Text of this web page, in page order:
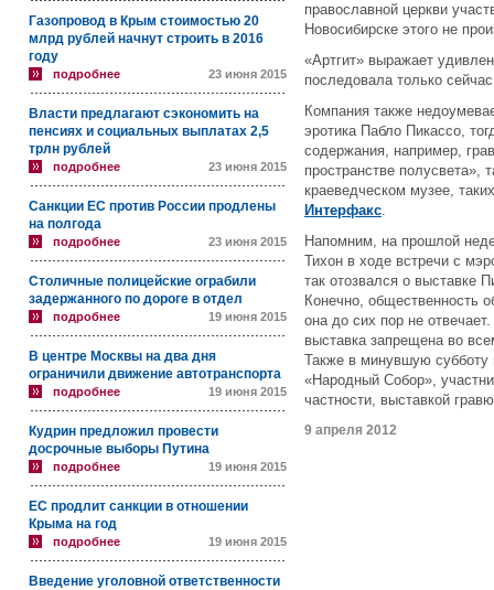
Газопровод в Крым стоимостью 20
млрд рублей начнут строить в 2016
году
подробнее 23 июня 2015
Власти предлагают сэкономить на
пенсиях и социальных выплатах 2,5
трлн рублей
подробнее 23 июня 2015
Санкции ЕС против России продлены
на полгода
подробнее 23 июня 2015
Столичные полицейские ограбили
задержанного по дороге в отдел
подробнее 19 июня 2015
В центре Москвы на два дня
ограничили движение автотранспорта
подробнее 19 июня 2015
Кудрин предложил провести
досрочные выборы Путина
подробнее 19 июня 2015
ЕС продлит санкции в отношении
Крыма на год
подробнее 19 июня 2015
Введение уголовной ответственности
православной церкви
Новосибирске этого не
«Артгит» выражает
последовала только
Компания также
эротика Пабло Пикассо,
содержания, например,
пространстве полусвета»,
краеведческом музее,
Интерфакс.
Напомним, на прошлой
Тихон в ходе встречи с
так отозвался о выставке
Конечно, общественность
она до сих пор не
выставка запрещена во
Также в минувшую субботу
«Народный Собор»,
частности, выставкой
9 апреля 2012